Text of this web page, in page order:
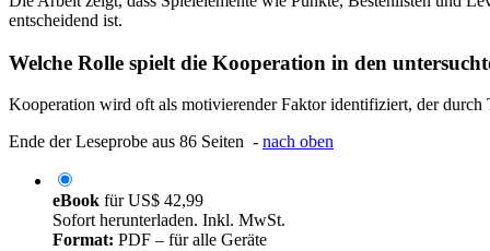
entscheidend ist.
Welche Rolle spielt die Kooperation in den
Kooperation wird oft als motivierender Faktor identifiziert, der durch
Ende der Leseprobe aus 86 Seiten - nach oben
eBook fürUS$ 42,99
Sofort herunterladen. Inkl. MwSt.
Format: PDF – für alle Geräte